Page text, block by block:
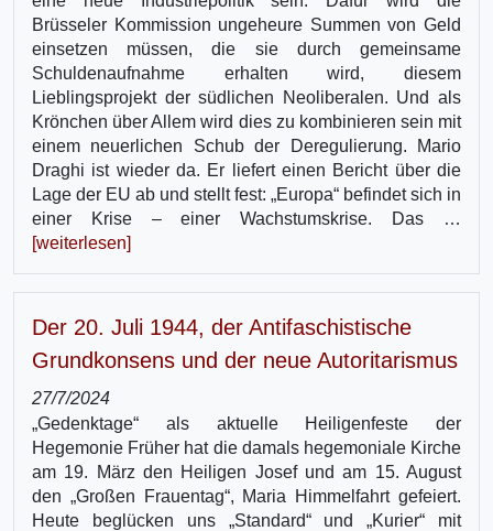
Brüsseler Kommission ungeheure Summen von Geld
einsetzen müssen, die sie durch gemeinsame
Schuldenauf­nahme erhalten wird, diesem
Lieblingsprojekt der südlichen Neoliberalen. Und als
Krönchen über Allem wird dies zu kombinieren sein mit
einem neuerlichen Schub der Deregulierung. Mario
Draghi ist wieder da. Er liefert einen Bericht über die
Lage der EU ab und stellt fest: „Europa“ befindet sich in
einer Krise – einer Wachstumskrise. Das …
[weiterlesen]
Der 20. Juli 1944, der Antifaschistische
Grundkonsens und der neue Autoritarismus
27/7/2024
„Gedenktage“ als aktuelle Heiligenfeste der
Hegemonie Früher hat die damals hegemoniale Kirche
am 19. März den Heiligen Josef und am 15. August
den „Großen Frauentag“, Maria Himmelfahrt gefeiert.
Heute beglücken uns „Standard“ und „Kurier“ mit